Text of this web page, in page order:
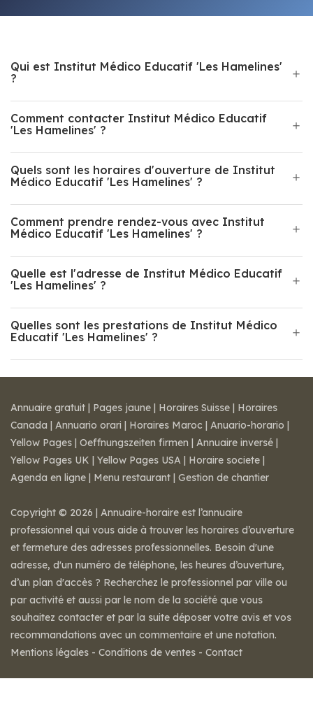
Qui est Institut Médico Educatif 'Les Hamelines'
?
Comment contacter Institut Médico Educatif
'Les Hamelines' ?
Quels sont les horaires d'ouverture de Institut
Médico Educatif 'Les Hamelines' ?
Comment prendre rendez-vous avec Institut
Médico Educatif 'Les Hamelines' ?
Quelle est l'adresse de Institut Médico Educatif
'Les Hamelines' ?
Quelles sont les prestations de Institut Médico
Educatif 'Les Hamelines' ?
Annuaire gratuit | Pages jaune | Horaires Suisse | Horaires
Canada | Annuario orari | Horaires Maroc | Anuario-horario |
Yellow Pages | Oeffnungszeiten firmen | Annuaire inversé |
Yellow Pages UK | Yellow Pages USA | Horaire societe |
Agenda en ligne | Menu restaurant | Gestion de chantier
Copyright © 2026 | Annuaire-horaire est l’annuaire
professionnel qui vous aide à trouver les horaires d’ouverture
et fermeture des adresses professionnelles. Besoin d'une
adresse, d'un numéro de téléphone, les heures d’ouverture,
d’un plan d'accès ? Recherchez le professionnel par ville ou
par activité et aussi par le nom de la société que vous
souhaitez contacter et par la suite déposer votre avis et vos
recommandations avec un commentaire et une notation.
Mentions légales - Conditions de ventes - Contact